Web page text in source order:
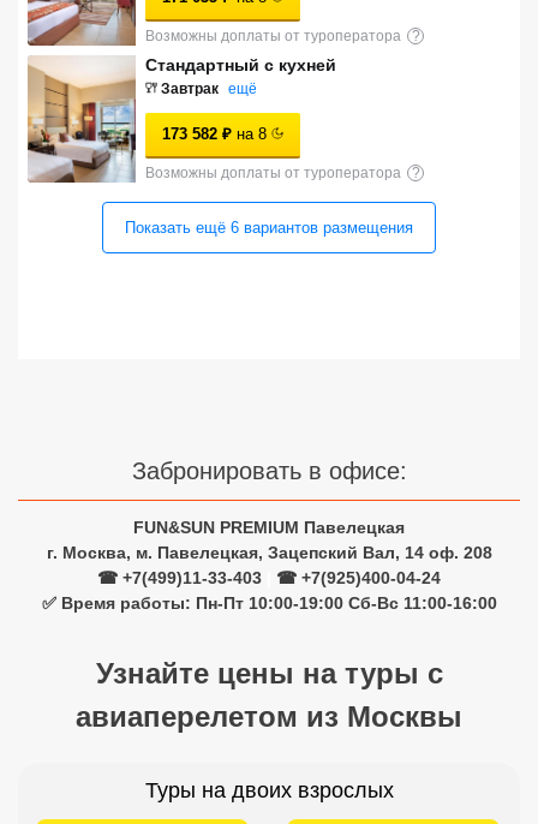
Возможны доплаты от туроператора ?
Стандартный с кухней
Завтрак ещё
173 582 ₽ на 8
Возможны доплаты от туроператора ?
Показать ещё 6 вариантов размещения
Забронировать в офисе:
FUN&SUN PREMIUM Павелецкая
г. Москва, м. Павелецкая, Зацепский Вал, 14 оф. 208
☎ +7(499)11-33-403
☎ +7(925)400-04-24
✅ Время работы: Пн-Пт 10:00-19:00 Сб-Вс 11:00-16:00
Узнайте цены на туры с
авиаперелетом из Москвы
Туры на двоих взрослых
Сетевые отели Таиланда
Сетевые отели Шри Ланки
Сетевые отели Вьетнама
Сетевые отели Мальдив